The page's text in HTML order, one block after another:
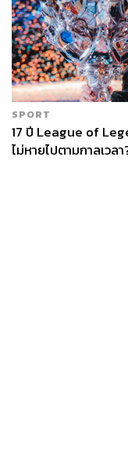
SPORT
17 ปี League of
ไม่หายไปตามกาลเวลา